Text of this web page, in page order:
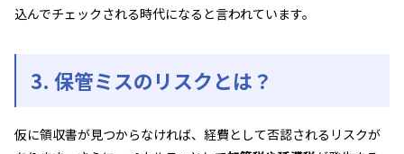
込んでチェックされる時代になると言われています。
3. 保管ミスのリスクとは？
仮に領収書が見つからなければ、経費として否認されるリスクが